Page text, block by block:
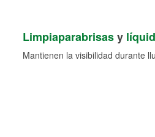
Limpiaparabrisasy
Mantienen la visibilidad durante